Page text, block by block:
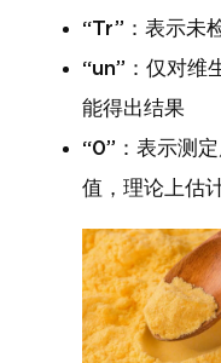
“Tr”：表示未
“un”：仅对维
能得出结果
“0”：表示测
值，理论上估